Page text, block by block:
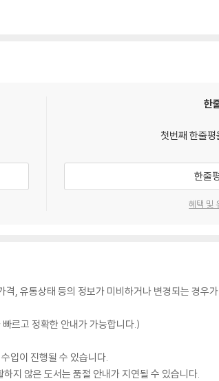
한
첫번째 한줄
한줄
혜택 및
, 유통상태 등의 정보가 미비하거나 변경되는 경우
르고 정확한 안내가 가능합니다.)
입이 진행될 수 있습니다.
지 않은 도서는 품절 안내가 지연될 수 있습니다.